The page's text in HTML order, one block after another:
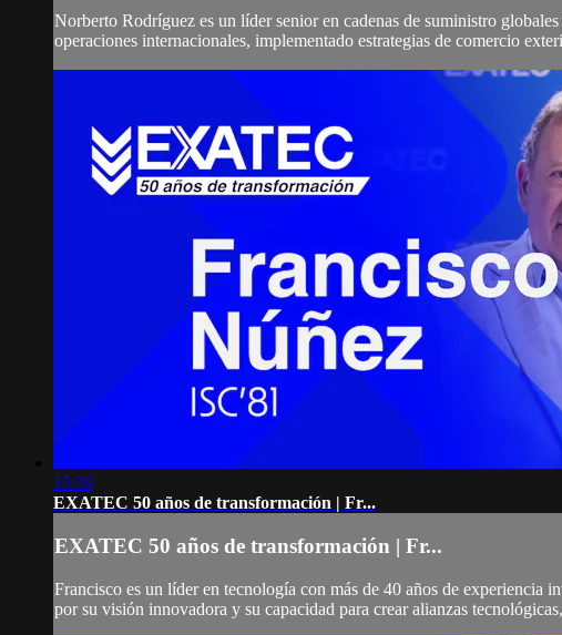
Norberto Rodríguez es un líder senior en cadenas de suministro
operaciones internacionales, implementado estrategias de comercio
15:39
EXATEC 50 años de transformación | Fr...
EXATEC 50 años de transformación | Fr...
Francisco es un líder en tecnología con más de 40 años de experiencia
por su visión innovadora y su capacidad para crear alianzas